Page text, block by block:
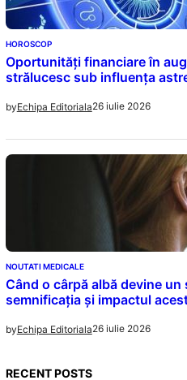
HOROSCOP
Oportunități financiare în
strălucesc sub influența
byEchipa Editoriala26 iulie 2026
NOUTATI MEDICALE
Când o cârpă albă devine un
semnificația și impactul
byEchipa Editoriala26 iulie 2026
RECENT POSTS